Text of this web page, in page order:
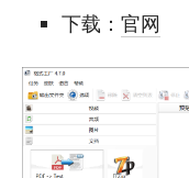
下载： 官网